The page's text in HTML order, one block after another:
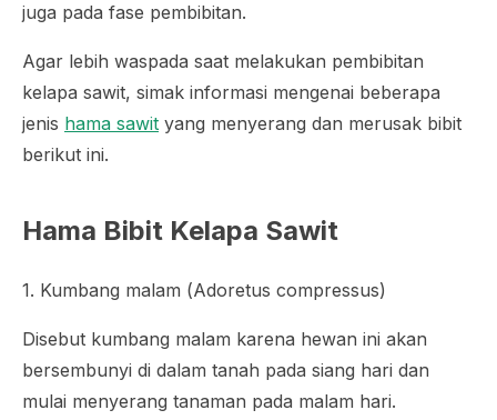
juga pada fase pembibitan.
Agar lebih waspada saat melakukan pembibitan
kelapa sawit, simak informasi mengenai beberapa
jenis hama sawit yang menyerang dan merusak bibit
berikut ini.
Hama Bibit Kelapa Sawit
1. Kumbang malam (Adoretus compressus)
Disebut kumbang malam karena hewan ini akan
bersembunyi di dalam tanah pada siang hari dan
mulai menyerang tanaman pada malam hari.